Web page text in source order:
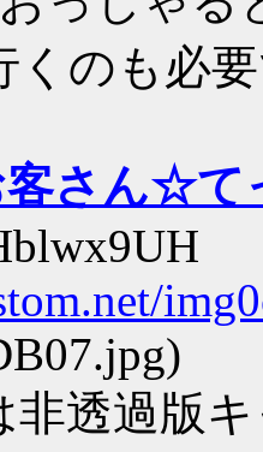
くのも必
客さん☆て
非透過版